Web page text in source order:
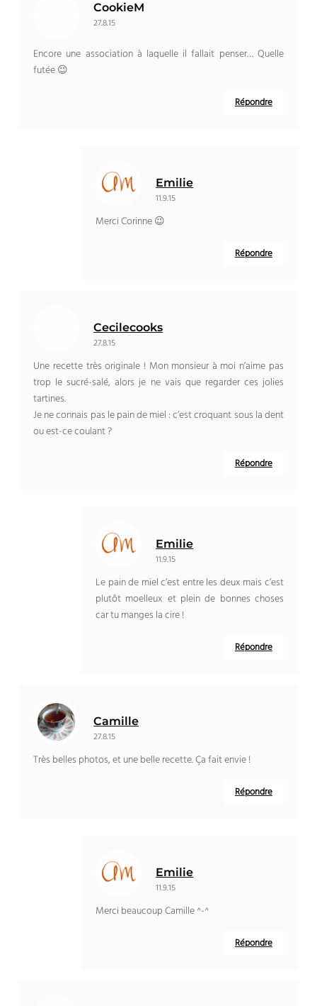
CookieM
27.8.15
Encore une association à laquelle il fallait penser… Quelle
futée 😉
Répondre
Emilie
11.9.15
Merci Corinne 😉
Répondre
Cecilecooks
27.8.15
Une recette très originale ! Mon monsieur à moi n’aime pas
trop le sucré-salé, alors je ne vais que regarder ces jolies
tartines.
Je ne connais pas le pain de miel : c’est croquant sous la dent
ou est-ce coulant ?
Répondre
Emilie
11.9.15
Le pain de miel c’est entre les deux mais c’est
plutôt moelleux et plein de bonnes choses
car tu manges la cire !
Répondre
Camille
27.8.15
Très belles photos, et une belle recette. Ça fait envie !
Répondre
Emilie
11.9.15
Merci beaucoup Camille ^-^
Répondre